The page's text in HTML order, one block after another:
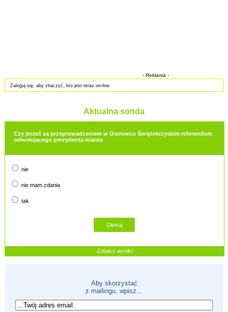
- Reklama -
Zaloguj się, aby zbaczyć, kto jest teraz on-line.
Aktualna sonda
Czy jesteś za przeprowadzeniem w Ostrowcu Świętokrzyskim referendum
odwołującego prezydenta miasta
nie
nie mam zdania
tak
Zobacz wyniki
Aby skorzystać
z mailingu, wpisz...